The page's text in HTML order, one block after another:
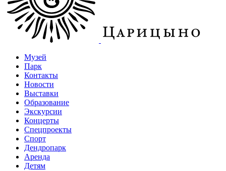
Музей
Парк
Контакты
Новости
Выставки
Образование
Экскурсии
Концерты
Спецпроекты
Спорт
Дендропарк
Аренда
Детям